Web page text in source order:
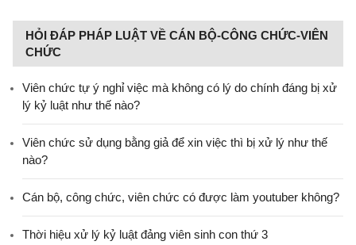
HỎI ĐÁP PHÁP LUẬT VỀ CÁN BỘ-CÔNG CHỨC-VIÊN
CHỨC
Viên chức tự ý nghỉ việc mà không có lý do chính đáng bị xử
lý kỷ luật như thế nào?
Viên chức sử dụng bằng giả để xin việc thì bị xử lý như thế
nào?
Cán bộ, công chức, viên chức có được làm youtuber không?
Thời hiệu xử lý kỷ luật đảng viên sinh con thứ 3